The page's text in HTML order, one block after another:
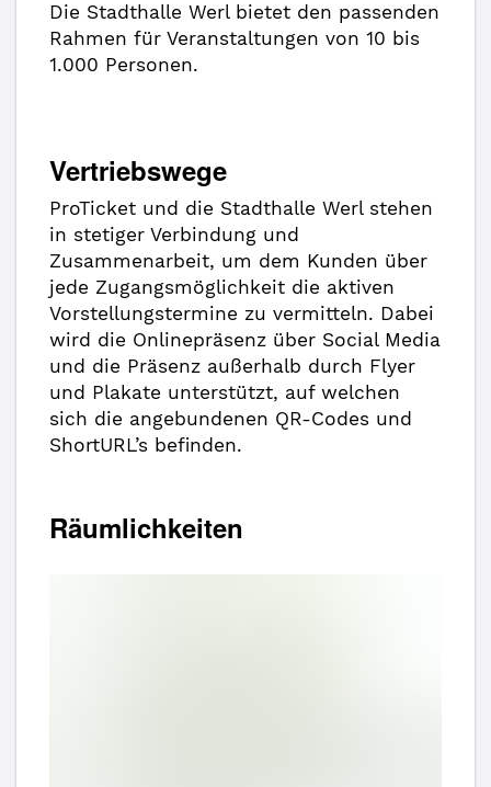
Die Stadthalle Werl bietet den passenden
Rahmen für Veranstaltungen von 10 bis
1.000 Personen.
Vertriebswege
ProTicket und die Stadthalle Werl stehen
in stetiger Verbindung und
Zusammenarbeit, um dem Kunden über
jede Zugangsmöglichkeit die aktiven
Vorstellungstermine zu vermitteln. Dabei
wird die Onlinepräsenz über Social Media
und die Präsenz außerhalb durch Flyer
und Plakate unterstützt, auf welchen
sich die angebundenen QR-Codes und
ShortURL’s befinden.
Räumlichkeiten